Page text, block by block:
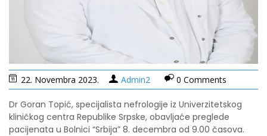
22. Novembra 2023. Admin2 0 Comments
Dr Goran Topić, specijalista nefrologije iz Univerzitetskog
kliničkog centra Republike Srpske, obavljaće preglede
pacijenata u Bolnici “Srbija” 8. decembra od 9.00 časova.